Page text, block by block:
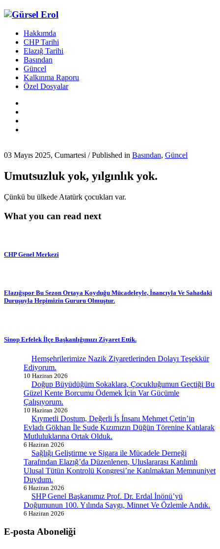
Hakkımda
CHP Tarihi
Elazığ Tarihi
Basından
Güncel
Kalkınma Raporu
Özel Dosyalar
03 Mayıs 2025, Cumartesi /Published in Basından, Güncel
Umutsuzluk yok, yılgınlık yok.
Çünkü bu ülkede Atatürk çocukları var.
What you can read next
CHP Genel Merkezi
Elazığspor Bu Sezon Ortaya Koyduğu Mücadeleyle, İnancıyla Ve Sahadaki
Duruşuyla Hepimizin Gururu Olmuştur.
Sinop Erfelek İlçe Başkanlığımızı Ziyaret Ettik.
Hemşehrilerimize Nazik Ziyaretlerinden Dolayı Teşekkür
Ediyorum.
10 Haziran 2026
Doğup Büyüdüğüm Sokaklara, Çocukluğumun Geçtiği Bu
Güzel Kente Borcumu Ödemek İçin Var Gücümle
Çalışıyorum.
10 Haziran 2026
Kıymetli Dostum, Değerli İş İnsanı Mehmet Çetin’in
Evladı Gökhan İle Sude Kızımızın Düğün Törenine Katılarak
Mutluluklarına Ortak Olduk.
6 Haziran 2026
Sağlığı Geliştirme ve Sigara ile Mücadele Derneği
Tarafından Elazığ’da Düzenlenen, Uluslararası Katılımlı
Ulusal Tütün Kontrolü Kongresi’ne Katılmaktan Memnuniyet
Duydum.
6 Haziran 2026
SHP Genel Başkanımız Prof. Dr. Erdal İnönü’yü
Doğumunun 100. Yılında Saygı, Minnet Ve Özlemle Andık.
6 Haziran 2026
E-posta Aboneliği